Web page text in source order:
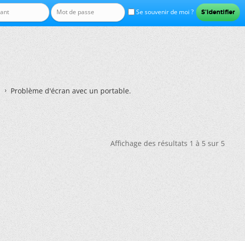
Se souvenir de moi ?
Problème d'écran avec un portable.
Affichage des résultats 1 à 5 sur 5